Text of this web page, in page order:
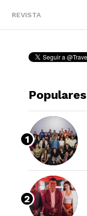
REVISTA
Populares